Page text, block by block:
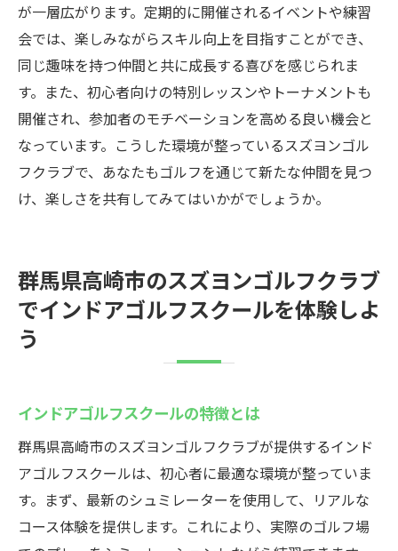
が一層広がります。定期的に開催されるイベントや練習
会では、楽しみながらスキル向上を目指すことができ、
同じ趣味を持つ仲間と共に成長する喜びを感じられま
す。また、初心者向けの特別レッスンやトーナメントも
開催され、参加者のモチベーションを高める良い機会と
なっています。こうした環境が整っているスズヨンゴル
フクラブで、あなたもゴルフを通じて新たな仲間を見つ
け、楽しさを共有してみてはいかがでしょうか。
群馬県高崎市のスズヨンゴルフクラブ
でインドアゴルフスクールを体験しよ
う
インドアゴルフスクールの特徴とは
群馬県高崎市のスズヨンゴルフクラブが提供するインド
アゴルフスクールは、初心者に最適な環境が整っていま
す。まず、最新のシュミレーターを使用して、リアルな
コース体験を提供します。これにより、実際のゴルフ場